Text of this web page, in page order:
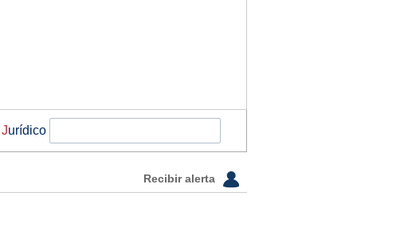
Jurídico
Recibir alerta